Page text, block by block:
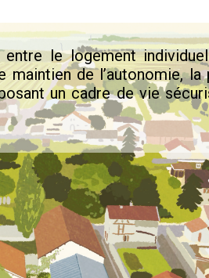
le logement
maintien de l’autonomie,
un cadre de vie